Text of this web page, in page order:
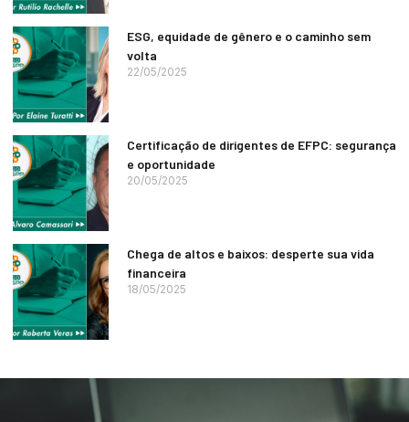
ESG, equidade de gênero e o caminho sem
volta
22/05/2025
Certificação de dirigentes de EFPC: segurança
e oportunidade
20/05/2025
Chega de altos e baixos: desperte sua vida
financeira
18/05/2025